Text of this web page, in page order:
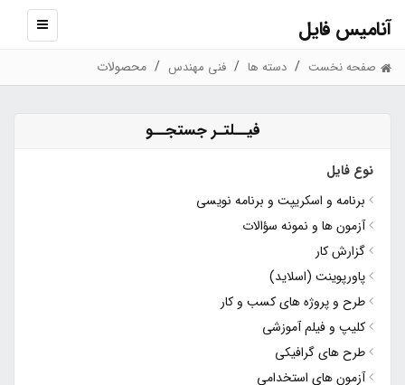
آنامیس فایل
نمایش
صفحه نخست دسته ها فنی مهندس محصولات
فیــلتـر جستجــو
نوع فایل
برنامه و اسکریپت و برنامه نویسی
آزمون ها و نمونه سؤالات
گزارش کار
پاورپوینت (اسلاید)
طرح و پروژه های کسب و کار
کلیپ و فیلم آموزشی
طرح های گرافیکی
آزمون های استخدامی